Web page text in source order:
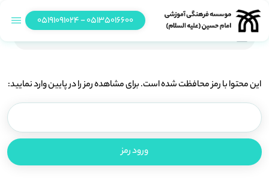
05135016600 - 05191091024
این محتوا با رمز محافظت شده است. برای مشاهده رمز را در پایین وارد نمایید: